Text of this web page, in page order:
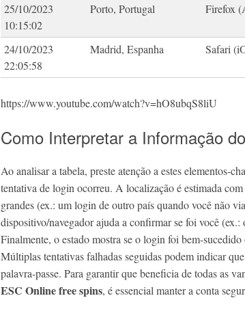
25/10/2023
10:15:02
Porto, Portugal Firefox
24/10/2023
22:05:58
Madrid, Espanha Safari
https://www.youtube.com/watch?v=hO8ubqS8liU
Como Interpretar a Informação
Ao analisar a tabela, preste atenção a estes elementos-
tentativa de login ocorreu. A localização é estimada
grandes (ex.: um login de outro país quando você não
dispositivo/navegador ajuda a confirmar se foi você
Finalmente, o estado mostra se o login foi bem-
Múltiplas tentativas falhadas seguidas podem indicar
palavra-passe. Para garantir que beneficia de todas as
ESC Online free spins, é essencial manter a conta